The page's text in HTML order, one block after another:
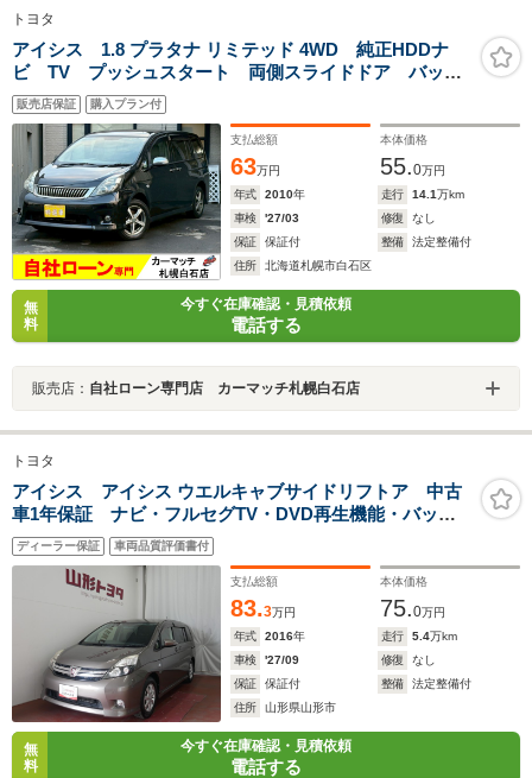
トヨタ
アイシス 1.8 プラタナ リミテッド 4WD 純正HDDナ
ビ TV プッシュスタート 両側スライドドア バック
カメラ ETC 社外エンスタ 前後ドラレコ スタット
レス付き
販売店保証 購入プラン付
支払総額
63万円
本体価格
55.0万円
年式
2010年 走行 14.1万km
車検
'27/03 修復
なし
保証
保証付 整備
法定整備付
住所
北海道札幌市白石区
無
料
今すぐ在庫確認・見積依頼
電話する
販売店： 自社ローン専門店 カーマッチ札幌白石店
トヨタ
アイシス アイシス ウエルキャブサイドリフトア 中古
車1年保証 ナビ・フルセグTV・DVD再生機能・バック
カメラ ワンオーナー 寒冷地仕様 ETC
ディーラー保証 車両品質評価書付
支払総額
83.3万円
本体価格
75.0万円
年式
2016年 走行 5.4万km
車検
'27/09 修復
なし
保証
保証付 整備
法定整備付
住所
山形県山形市
無
料
今すぐ在庫確認・見積依頼
電話する